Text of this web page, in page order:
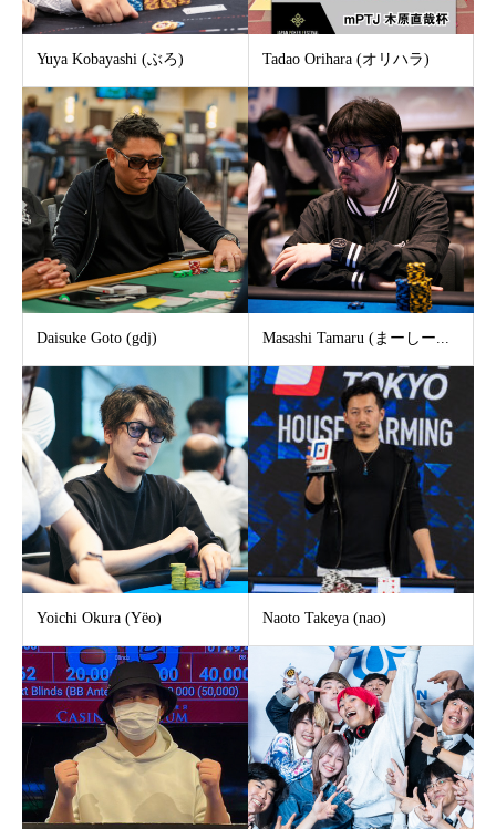
Yuya Kobayashi (ぶろ) Tadao Orihara (オリハラ)
Daisuke Goto (gdj) Masashi Tamaru (まーしー...
Yoichi Okura (Yëo) Naoto Takeya (nao)